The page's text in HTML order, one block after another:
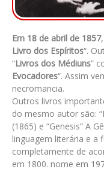
Em 18 de abril de 1857
Livro dos Espíritos“.
“Livros dos Médiuns”
Evocadores“. Assim
necromancia.
Outros livros
do mesmo autor são:
(1865) e “Genesis” A
linguagem literária e a
completamente de
em 1800. nome em